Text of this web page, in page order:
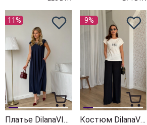
11%
Платье DilanaVIP 2140 синий
9%
Костюм DilanaVIP 2139-7 молочный + черный